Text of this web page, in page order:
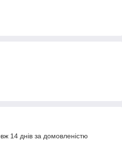
14 днів за домовленістю